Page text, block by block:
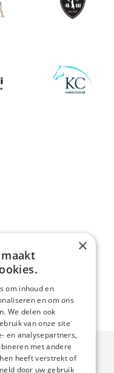
Afbeelding
Afbeelding
×
om inhoud en
en om ons
We delen ook
van onze site
en analysepartners,
met andere
heeft verstrekt of
door uw gebruik